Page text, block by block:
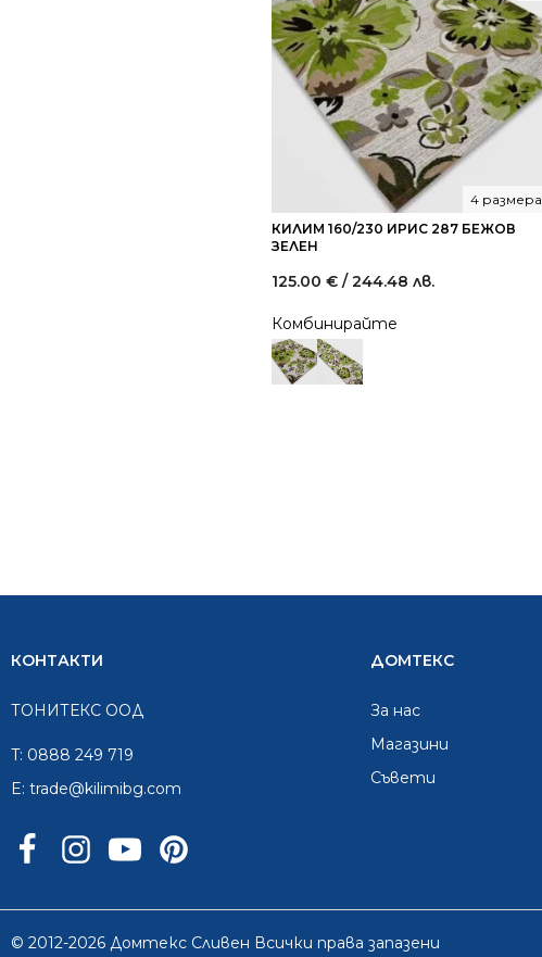
КИЛИМ 160/230 ИРИС 287 БЕЖОВ
ЗЕЛЕН
4 размера
125.00 € / 244.48 лв.
Комбинирайте
КОНТАКТИ
ТОНИТЕКС ООД
T: 0888 249 719
E: trade@kilimibg.com
ДОМТЕКС
За нас
Mагазини
Съвети
© 2012-2026 Домтекс Сливен Всички права запазени